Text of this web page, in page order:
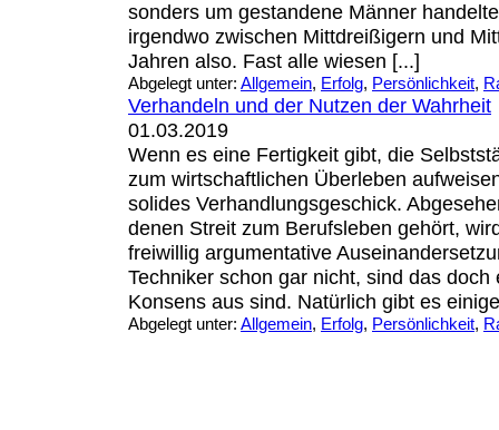
sonders um gestandene Männer
irgendwo zwischen Mittdreißigern und
Jahren also. Fast alle wiesen [...]
Abgelegt unter: Allgemein, Erfolg, Persönlichkeit,
Verhandeln und der Nutzen der Wahrheit
01.03.2019
Wenn es eine Fertigkeit gibt, die
zum wirtschaftlichen Überleben
solides Verhandlungsgeschick.
denen Streit zum Berufsleben gehört,
freiwillig argumentative
Techniker schon gar nicht, sind das
Konsens aus sind. Natürlich gibt es
Abgelegt unter: Allgemein, Erfolg, Persönlichkeit,